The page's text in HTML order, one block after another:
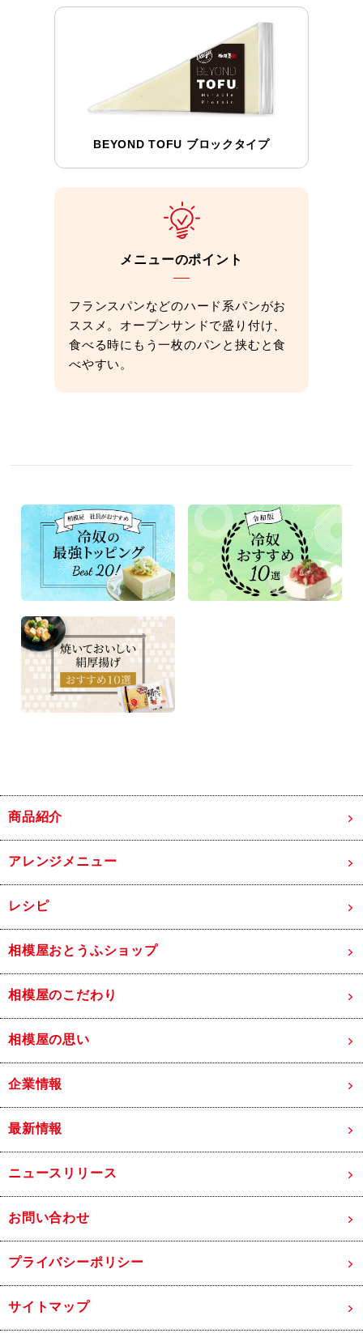
BEYOND TOFU ブロックタイプ
メニューのポイント
フランスパンなどのハード系パンがお
ススメ。オープンサンドで盛り付け、
食べる時にもう一枚のパンと挟むと食
べやすい。
商品紹介
アレンジメニュー
レシピ
相模屋おとうふショップ
相模屋のこだわり
相模屋の思い
企業情報
最新情報
ニュースリリース
お問い合わせ
プライバシーポリシー
サイトマップ